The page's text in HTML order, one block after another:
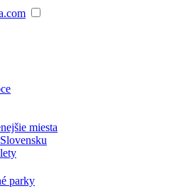
miesta
parky